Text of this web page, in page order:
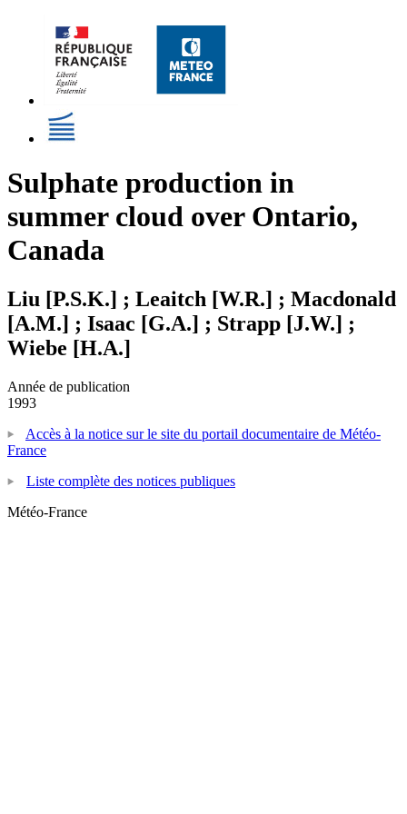
Sulphate production in
summer cloud over Ontario,
Canada
Liu [P.S.K.] ; Leaitch [W.R.] ; Macdonald
[A.M.] ; Isaac [G.A.] ; Strapp [J.W.] ;
Wiebe [H.A.]
Année de publication
1993
Accès à la notice sur le site du portail documentaire de Météo-
France
Liste complète des notices publiques
Météo-France